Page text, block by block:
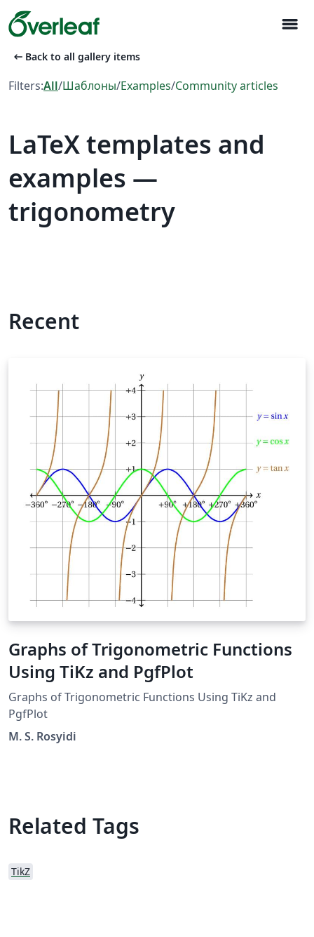
menu
arrow_left_alt Back to all gallery items
Filters:All/Шаблоны/Examples/Community articles
LaTeX templates and
examples —
trigonometry
Recent
Graphs of Trigonometric Functions
Using TiKz and PgfPlot
Graphs of Trigonometric Functions Using TiKz and
PgfPlot
M. S. Rosyidi
Related Tags
TikZ